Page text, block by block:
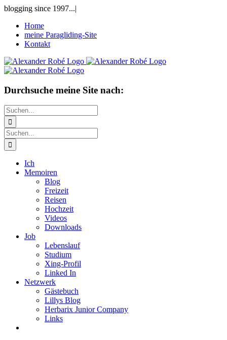
Zum
springen
blogging since 1997...|
Home
meine Paragliding-Site
Kontakt
Durchsuche meine Site nach:
Suche
nach:
Suche
nach:
Ich
Memoiren
Blog
Freizeit
Reisen
Hochzeit
Videos
Downloads
Job
Lebenslauf
Studium
Xing-Profil
Linked In
Netzwerk
Gästebuch
Lillys Blog
Herbarix Junior Company
Links